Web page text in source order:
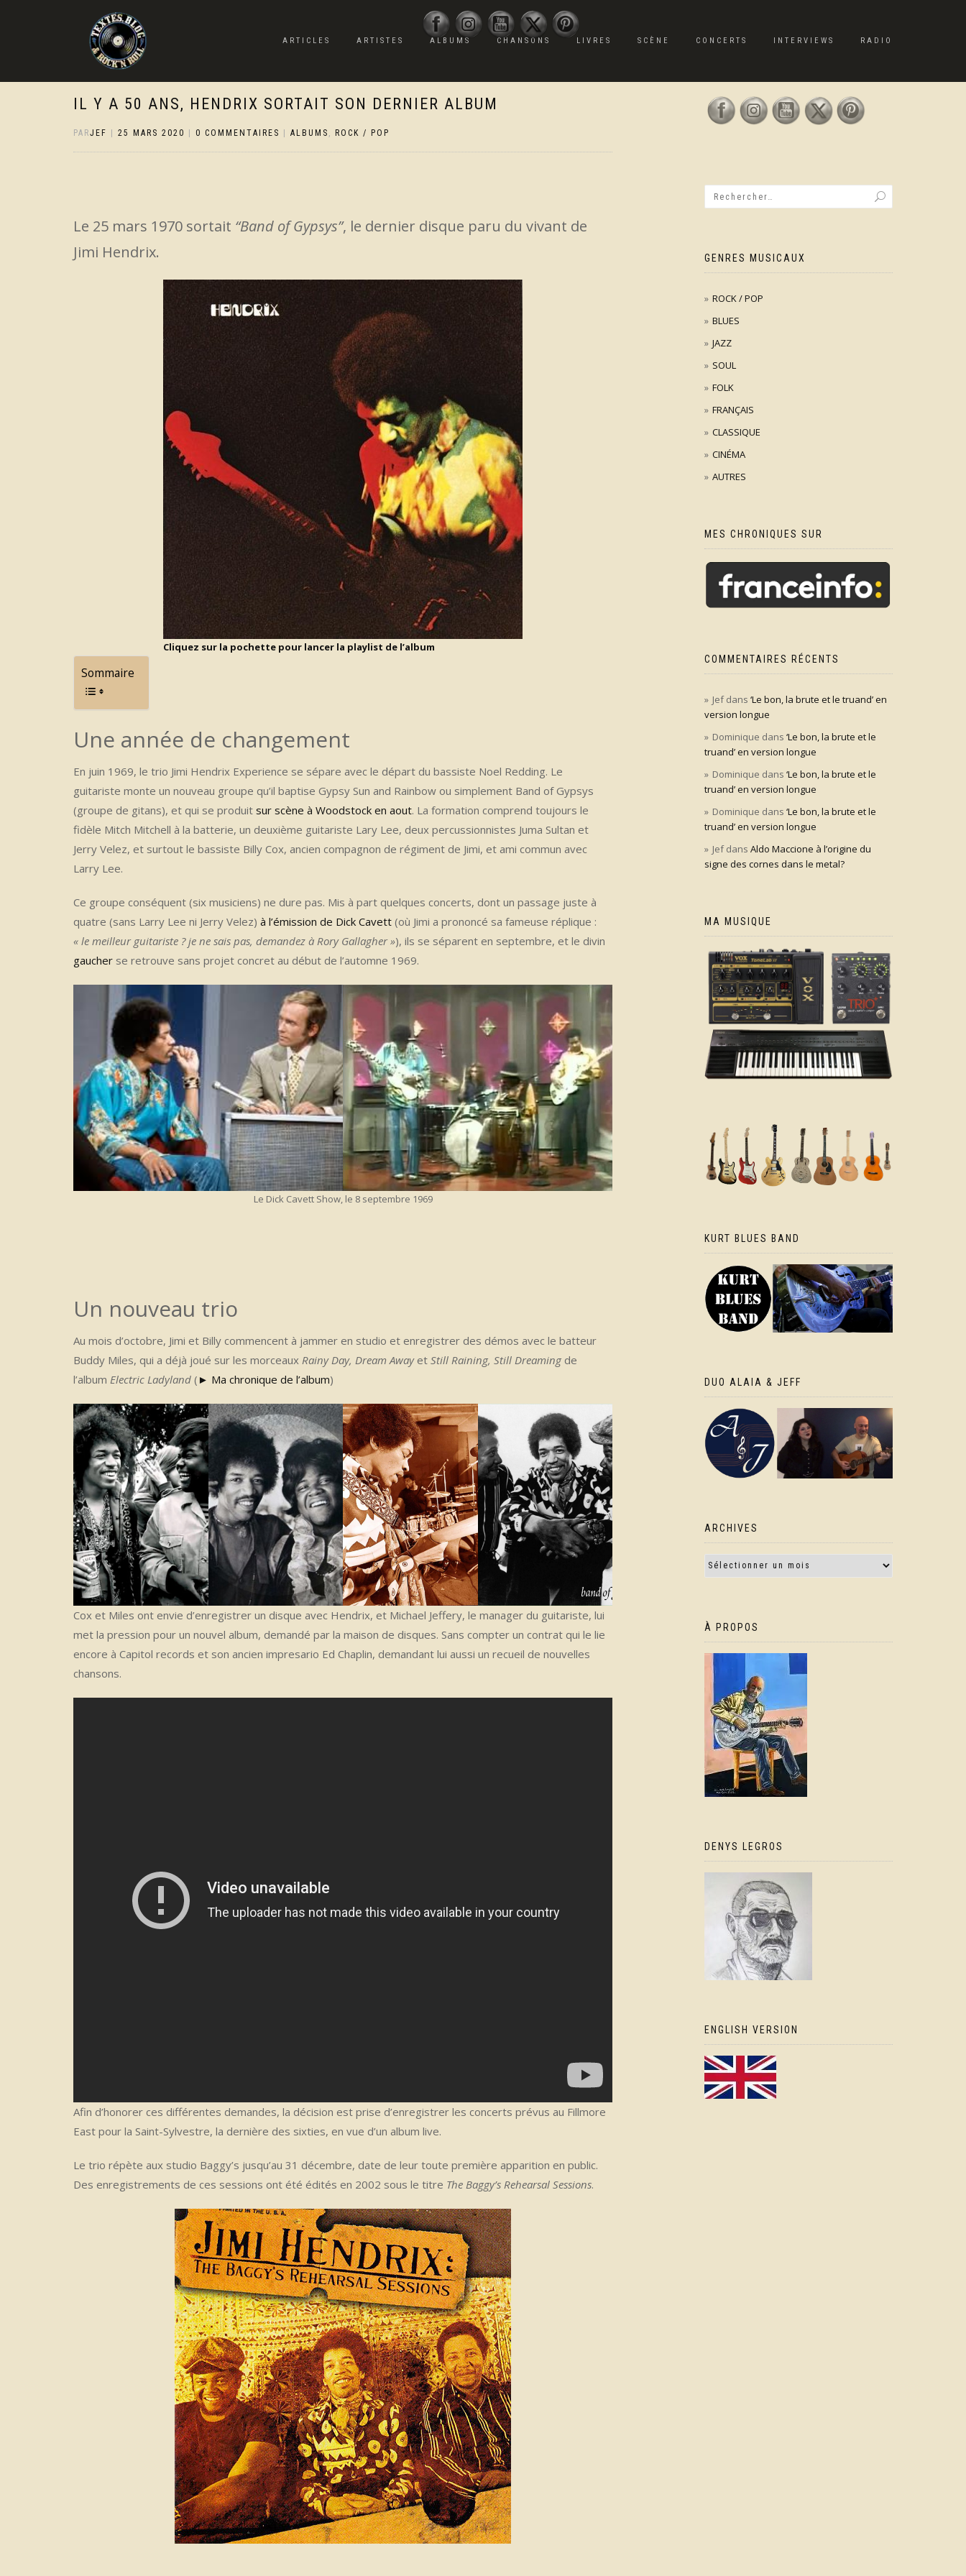
ARTICLES ARTISTES ALBUMS CHANSONS LIVRES SCÈNE CONCERTS INTERVIEWS RADIO
IL Y A 50 ANS, HENDRIX SORTAIT SON DERNIER ALBUM
PARJEF 25 MARS 2020 0 COMMENTAIRES ALBUMS , ROCK / POP
Le 25 mars 1970 sortait “Band of Gypsys”, le dernier disque paru du vivant de
Jimi Hendrix.
Cliquez sur la pochette pour lancer la playlist de l’album
Sommaire
Une année de changement
En juin 1969, le trio Jimi Hendrix Experience se sépare avec le départ du bassiste Noel Redding. Le
guitariste monte un nouveau groupe qu’il baptise Gypsy Sun and Rainbow ou simplement Band of Gypsys
(groupe de gitans), et qui se produit sur scène à Woodstock en aout. La formation comprend toujours le
fidèle Mitch Mitchell à la batterie, un deuxième guitariste Lary Lee, deux percussionnistes Juma Sultan et
Jerry Velez, et surtout le bassiste Billy Cox, ancien compagnon de régiment de Jimi, et ami commun avec
Larry Lee.
Ce groupe conséquent (six musiciens) ne dure pas. Mis à part quelques concerts, dont un passage juste à
quatre (sans Larry Lee ni Jerry Velez) à l’émission de Dick Cavett (où Jimi a prononcé sa fameuse réplique :
« le meilleur guitariste ? je ne sais pas, demandez à Rory Gallagher »), ils se séparent en septembre, et le divin
gaucher se retrouve sans projet concret au début de l’automne 1969.
Le Dick Cavett Show, le 8 septembre 1969
Un nouveau trio
Au mois d’octobre, Jimi et Billy commencent à jammer en studio et enregistrer des démos avec le batteur
Buddy Miles, qui a déjà joué sur les morceaux Rainy Day, Dream Awayet Still Raining, Still Dreaming de
l’album Electric Ladyland ( ► Ma chronique de l’album)
Cox et Miles ont envie d’enregistrer un disque avec Hendrix, et Michael Jeffery, le manager du guitariste, lui
met la pression pour un nouvel album, demandé par la maison de disques. Sans compter un contrat qui le lie
encore à Capitol records et son ancien impresario Ed Chaplin, demandant lui aussi un recueil de nouvelles
chansons.
Afin d’honorer ces différentes demandes, la décision est prise d’enregistrer les concerts prévus au Fillmore
East pour la Saint-Sylvestre, la dernière des sixties, en vue d’un album live.
Le trio répète aux studio Baggy’s jusqu’au 31 décembre, date de leur toute première apparition en public.
Des enregistrements de ces sessions ont été édités en 2002 sous le titre The Baggy’s Rehearsal Sessions.
GENRES MUSICAUX
ROCK / POP
BLUES
JAZZ
SOUL
FOLK
FRANÇAIS
CLASSIQUE
CINÉMA
AUTRES
MES CHRONIQUES SUR
COMMENTAIRES RÉCENTS
Jefdans ‘Le bon, la brute et le truand’ en
version longue
Dominique dans ‘Le bon, la brute et le
truand’ en version longue
Dominique dans ‘Le bon, la brute et le
truand’ en version longue
Dominique dans ‘Le bon, la brute et le
truand’ en version longue
Jefdans Aldo Maccione à l’origine du
signe des cornes dans le metal?
MA MUSIQUE
KURT BLUES BAND
DUO ALAIA & JEFF
ARCHIVES
À PROPOS
DENYS LEGROS
ENGLISH VERSION